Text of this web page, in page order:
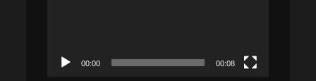
00:00 00:08